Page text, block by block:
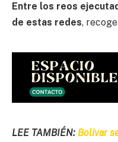
Entre los reos
de estas redes,
LEE TAMBIÉN: Bolívar